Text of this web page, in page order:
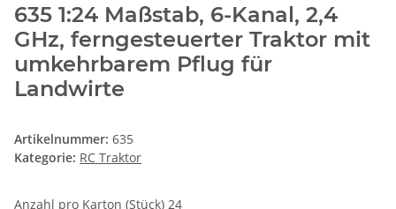
635 1:24 Maßstab, 6-Kanal, 2,4
GHz, ferngesteuerter Traktor mit
umkehrbarem Pflug für
Landwirte
Artikelnummer: 635
Kategorie: RC Traktor
Anzahl pro Karton (Stück) 24